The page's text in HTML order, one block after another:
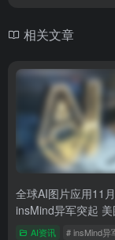
相关文章
全球AI图片应用11
insMind异军突起
跌落神坛
AI资讯 # insMind异